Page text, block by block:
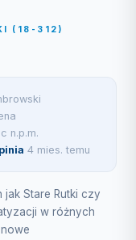
(18-312)
n.p.m.
4 mies. temu
jak Stare Rutki czy
w różnych